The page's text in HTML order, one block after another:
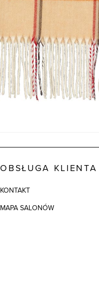
OBSŁUGA KLIENTA
KONTAKT
MAPA SALONÓW